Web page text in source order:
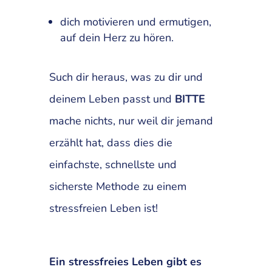
dich motivieren und ermutigen,
auf dein Herz zu hören.
Such dir heraus, was zu dir und
deinem Leben passt und BITTE
mache nichts, nur weil dir jemand
erzählt hat, dass dies die
einfachste, schnellste und
sicherste Methode zu einem
stressfreien Leben ist!
Ein stressfreies Leben gibt es